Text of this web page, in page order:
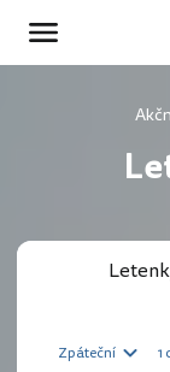
Zpáteční 1